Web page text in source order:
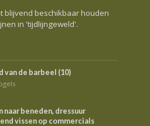
blijvend beschikbaar houden
in 'tijdlijngeweld'.
van de barbeel (10)
naar beneden, dressuur
vissen op commercials